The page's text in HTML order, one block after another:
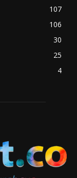
107
106
30
25
4